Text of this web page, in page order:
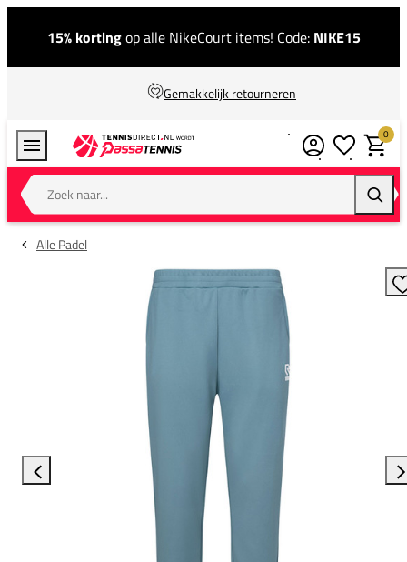
15% kortingop alle NikeCourt items! Code: NIKE15
Gemakkelijk retourneren
Zoek naar...
0
Alle Padel